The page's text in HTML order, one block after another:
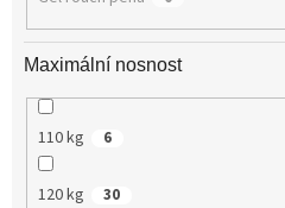
Maximální nosnost
110 kg 6
120 kg 30